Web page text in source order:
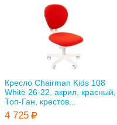
Кресло Chairman Kids 108
White 26-22, акрил, красный,
Топ-Ган, крестов...
4 725